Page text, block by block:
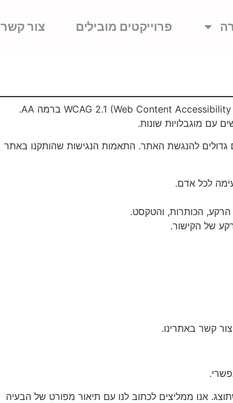
פרוייקטים מובילים צור קשר
הינו אתר נגיש, והוא עומד בהנחיות הנגישות של ה-WCAG 2.1 (Web Content Accessibility Guidelines) ברמה AA.
עם מוגבלויות שונות.
גדולים להנגשת האתר. התאמות הנגישות שהותקנו באתר
לכל אדם.
הרקע, הכותרות, והטקסט.
של הקישור.
קשר באתרינו.
אנו ממליצים לכתוב לנו עם תיאור מפורט של הבעיה